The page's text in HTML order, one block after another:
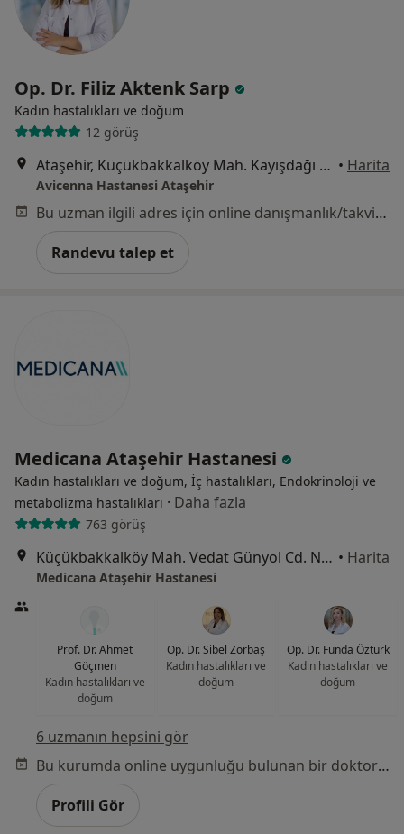
Op. Dr. Filiz Aktenk Sarp
Kadın hastalıkları ve doğum
12 görüş
Ataşehir, Küçükbakkalköy Mah. Kayışdağı Cad. No:47 İstanbul, Ataşehir • Harita
Avicenna Hastanesi Ataşehir
Bu uzman ilgili adres için online danışmanlık/takvim sunmuyor.
Randevu talep et
Medicana Ataşehir Hastanesi
Kadın hastalıkları ve doğum, İç hastalıkları, Endokrinoloji ve
metabolizma hastalıkları · Daha fazla
763 görüş
Küçükbakkalköy Mah. Vedat Günyol Cd. No:24, Ataşehir • Harita
Medicana Ataşehir Hastanesi
Prof. Dr. Ahmet
Göçmen
Kadın hastalıkları ve
doğum
Op. Dr. Sibel Zorbaş
Kadın hastalıkları ve
doğum
Op. Dr. Funda Öztürk
Kadın hastalıkları ve
doğum
6 uzmanın hepsini gör
Bu kurumda online uygunluğu bulunan bir doktor veya uzman bulunamadı
Profili Gör